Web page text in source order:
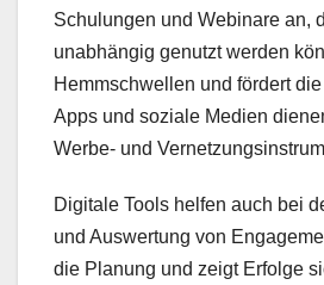
Schulungen und Webinare an,
unabhängig genutzt werden
Hemmschwellen und fördert
Apps und soziale Medien
Werbe- und
Digitale Tools helfen auch bei
und Auswertung von
die Planung und zeigt Erfolge